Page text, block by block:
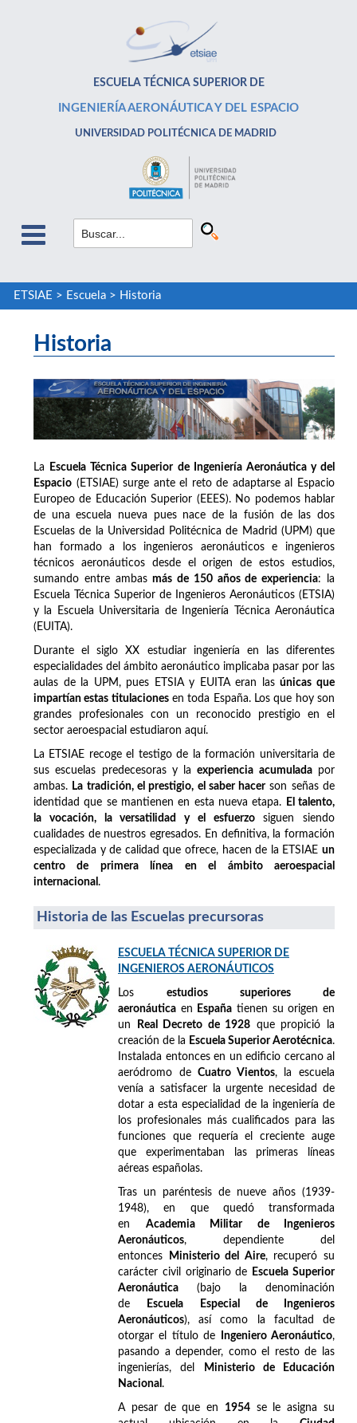
ESCUELA TÉCNICA SUPERIOR DE
INGENIERÍA AERONÁUTICA Y DEL ESPACIO
UNIVERSIDAD POLITÉCNICA DE MADRID
ETSIAE > Escuela> Historia
Historia
La
Escuela Técnica Superior de Ingeniería Aeronáutica y del
Espacio (ETSIAE) surge ante el reto de adaptarse al Espacio
Europeo de Educación Superior (EEES). No podemos hablar
de una escuela nueva pues nace de la fusión de las dos
Escuelas de la Universidad Politécnica de Madrid (UPM) que
han formado a los ingenieros aeronáuticos e ingenieros
técnicos aeronáuticos desde el origen de estos estudios,
sumando entre ambasmás de 150 años de experiencia: la
Escuela Técnica Superior de Ingenieros Aeronáuticos (ETSIA)
y la Escuela Universitaria de Ingeniería Técnica Aeronáutica
(EUITA).
Durante el siglo XX estudiar ingeniería en las diferentes
especialidades del ámbito aeronáutico implicaba pasar por las
aulas de la UPM, pues ETSIA y EUITA eran lasúnicas que
impartían estas titulacionesen toda España. Los que hoy son
grandes profesionales con un reconocido prestigio en el
sector aeroespacial estudiaron aquí.
La ETSIAE recoge el testigo de la formación universitaria de
sus escuelas predecesoras y laexperiencia acumuladapor
ambas. La tradición, el prestigio, el saber hacerson señas de
identidad que se mantienen en esta nueva etapa.
El talento,
la vocación, la versatilidad y el esfuerzosiguen siendo
cualidades de nuestros egresados. En definitiva, la formación
especializada y de calidad que ofrece, hacen de la ETSIAE un
centro de primera línea en el ámbito aeroespacial
internacional .
Historia de las Escuelas precursoras
ESCUELA TÉCNICA SUPERIOR DE
INGENIEROS AERONÁUTICOS
Los estudios superiores de
aeronáutica en España tienen su origen en
un
Real Decreto de 1928 que propició la
creación de la Escuela Superior Aerotécnica.
Instalada entonces en un edificio cercano al
aeródromo deCuatro Vientos, la escuela
venía a satisfacer la urgente necesidad de
dotar a esta especialidad de la ingeniería de
los profesionales más cualificados para las
funciones que requería el creciente auge
que experimentaban las primeras líneas
aéreas españolas.
Tras un paréntesis de nueve años (1939-
1948), en que quedó transformada
en Academia Militar de Ingenieros
Aeronáuticos, dependiente del
entonces
Ministerio del Aire, recuperó su
carácter civil originario de
Escuela Superior
Aeronáutica (bajo la denominación
de
Escuela Especial de Ingenieros
Aeronáuticos), así como la facultad de
otorgar el título de
Ingeniero Aeronáutico,
pasando a depender, como el resto de las
ingenierías, del
Ministerio de Educación
Nacional .
A pesar de que en 1954se le asigna su